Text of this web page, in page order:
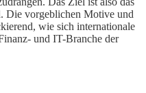
Die vorgeblichen Motive und
wie sich internationale
und IT-Branche der